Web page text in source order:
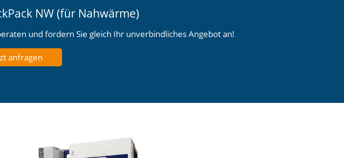
NW (für Nahwärme)
und fordern Sie gleich Ihr unverbindliches Angebot an!
anfragen